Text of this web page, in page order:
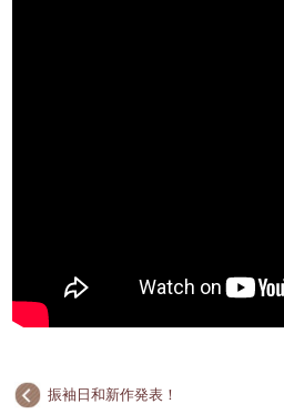
振袖日和新作発表！